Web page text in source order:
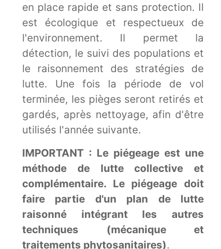
en place rapide et sans protection. Il
est écologique et respectueux de
l'environnement. Il permet la
détection, le suivi des populations et
le raisonnement des stratégies de
lutte. Une fois la période de vol
terminée, les pièges seront retirés et
gardés, après nettoyage, afin d'être
utilisés l'année suivante.
IMPORTANT : Le piégeage est une
méthode de lutte collective et
complémentaire. Le piégeage doit
faire partie d'un plan de lutte
raisonné intégrant les autres
techniques (mécanique et
traitements phytosanitaires).